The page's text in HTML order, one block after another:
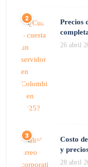
Precios
26 abril
Costo
y
28 abril